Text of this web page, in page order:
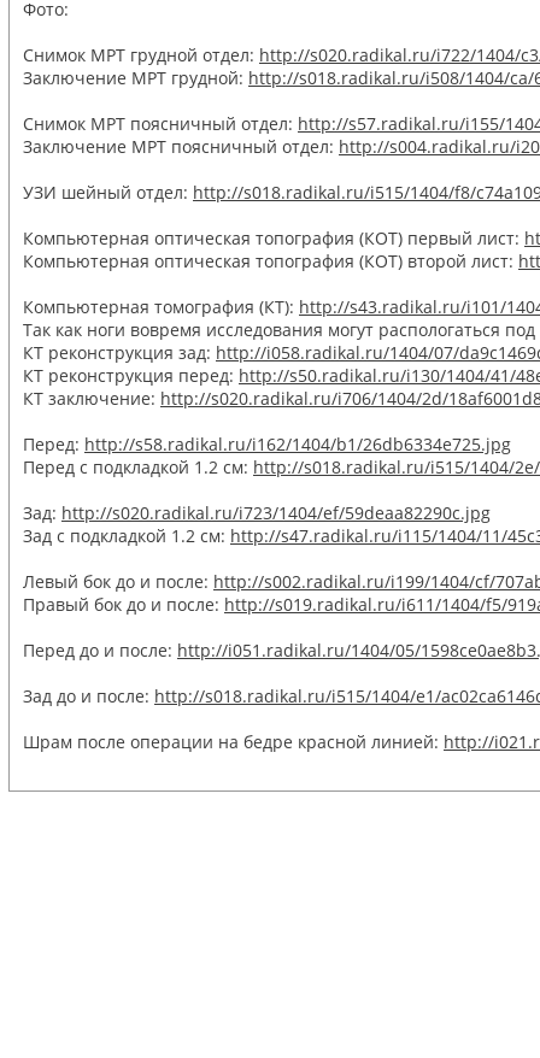
Фото:
Снимок МРТ грудной отдел: http://s020.radikal.ru/i722/1404/
Заключение МРТ грудной: http://s018.radikal.ru/i508/1404/ca/
Снимок МРТ поясничный отдел: http://s57.radikal.ru/i155/
Заключение МРТ поясничный отдел: http://s004.radikal.ru/
УЗИ шейный отдел: http://s018.radikal.ru/i515/1404/f8/
Компьютерная оптическая топография (КОТ) первый лист:
Компьютерная оптическая топография (КОТ) второй лист:
Компьютерная томография (КТ): http://s43.radikal.ru/i101/
Так как ноги вовремя исследования могут распологаться
КТ реконструкция зад: http://i058.radikal.ru/1404/07/
КТ реконструкция перед: http://s50.radikal.ru/i130/1404/41/
КТ заключение: http://s020.radikal.ru/i706/1404/2d/
Перед: http://s58.radikal.ru/i162/1404/b1/26db6334e725.jpg
Перед с подкладкой 1.2 см: http://s018.radikal.ru/i515/1404/
Зад: http://s020.radikal.ru/i723/1404/ef/59deaa82290c.jpg
Зад с подкладкой 1.2 см: http://s47.radikal.ru/i115/1404/11/
Левый бок до и после: http://s002.radikal.ru/i199/1404/cf/
Правый бок до и после: http://s019.radikal.ru/i611/1404/f5/
Перед до и после: http://i051.radikal.ru/1404/05/
Зад до и после: http://s018.radikal.ru/i515/1404/e1/
Шрам после операции на бедре красной линией: http://